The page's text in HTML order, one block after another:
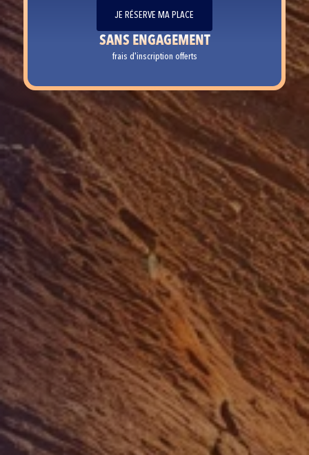
JE RÉSERVE MA PLACE
SANS ENGAGEMENT
frais d'inscription offerts